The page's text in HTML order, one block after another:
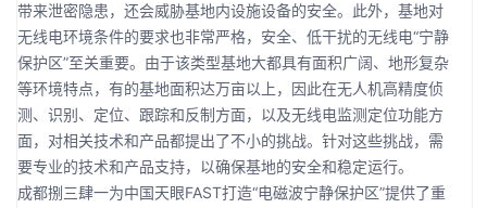
带来泄密隐患，还会威胁基地内设施设备的安全。此外，基地对
无线电环境条件的要求也非常严格，安全、低干扰的无线电“宁静
保护区”至关重要。由于该类型基地大都具有面积广阔、地形复杂
等环境特点，有的基地面积达万亩以上，因此在无人机高精度侦
测、识别、定位、跟踪和反制方面，以及无线电监测定位功能方
面，对相关技术和产品都提出了不小的挑战。针对这些挑战，需
要专业的技术和产品支持，以确保基地的安全和稳定运行。
成都捌三肆一为中国天眼FAST打造“电磁波宁静保护区”提供了重